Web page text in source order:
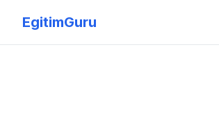
EgitimGuru